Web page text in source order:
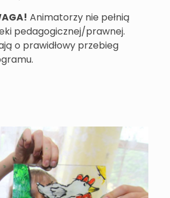
Animatorzy nie pełnią
pedagogicznej/prawnej.
o prawidłowy przebieg